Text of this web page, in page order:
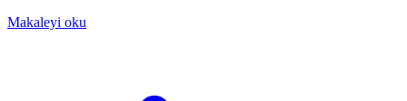
Makaleyi oku